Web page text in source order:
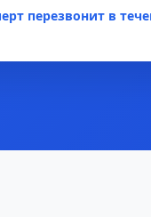
перезвонит в